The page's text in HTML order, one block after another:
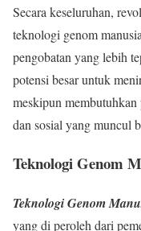
Secara keseluruhan,
teknologi genom
pengobatan yang lebih
potensi besar untuk
meskipun membutuhkan
dan sosial yang muncul
Teknologi Genom
Teknologi Genom
yang di peroleh dari